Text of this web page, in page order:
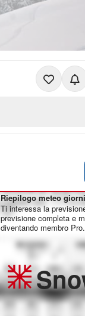
Riepilogo meteo
Ti interessa la
previsione completa e
diventando membro Pro.